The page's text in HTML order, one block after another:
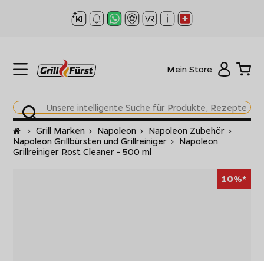
Mein Store
Startseite
> Grill Marken > Napoleon > Napoleon Zubehör >
Napoleon Grillbürsten und Grillreiniger > Napoleon
Grillreiniger Rost Cleaner - 500 ml
10%*